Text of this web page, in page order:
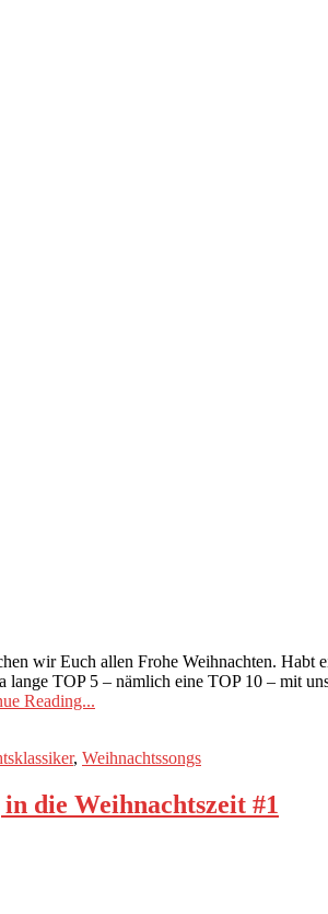
wir Euch allen Frohe Weihnachten. Habt
TOP 5 – nämlich eine TOP 10 – mit
Reading...
, Weihnachtssongs
die Weihnachtszeit #1